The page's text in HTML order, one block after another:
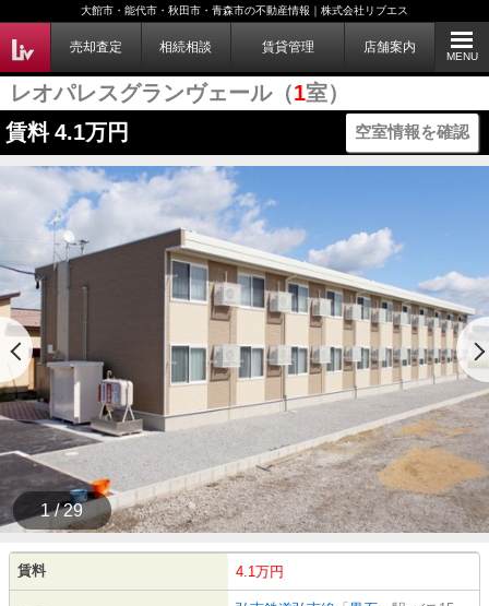
大館市・能代市・秋田市・青森市の不動産情報｜株式会社リブエス
売却査定 相続相談 賃貸管理 店舗案内
MENU
レオパレスグランヴェール（1室）
賃料 4.1万円 空室情報を確認
1 / 29
賃料 4.1万円